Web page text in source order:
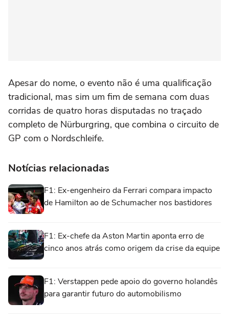
Apesar do nome, o evento não é uma qualificação
tradicional, mas sim um fim de semana com duas
corridas de quatro horas disputadas no traçado
completo de Nürburgring, que combina o circuito de
GP com o Nordschleife.
Notícias relacionadas
F1: Ex-engenheiro da Ferrari compara impacto
de Hamilton ao de Schumacher nos bastidores
F1: Ex-chefe da Aston Martin aponta erro de
cinco anos atrás como origem da crise da equipe
F1: Verstappen pede apoio do governo holandês
para garantir futuro do automobilismo